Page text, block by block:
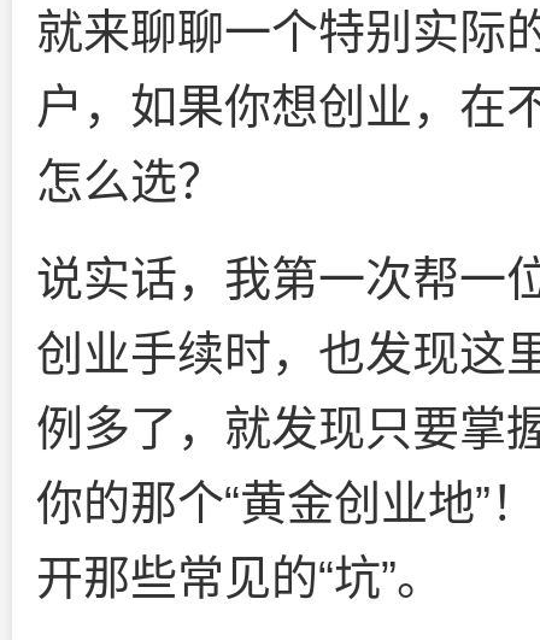
就来聊聊一个特别实
户，如果你想创业，在
怎么选？
说实话，我第一次帮一
创业手续时，也发现这
例多了，就发现只要掌
你的那个“黄金创业地”
开那些常见的“坑”。